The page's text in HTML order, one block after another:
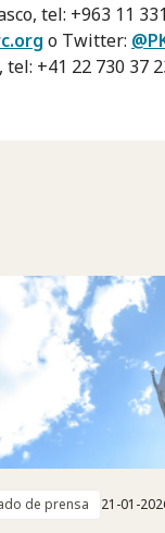
tel: +963 11
o Twitter:
+41 22 730 37
de prensa 21-01-